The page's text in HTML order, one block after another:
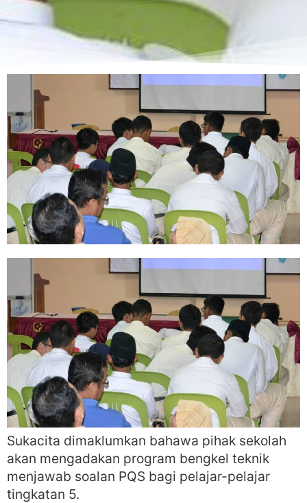
Sukacita dimaklumkan bahawa pihak sekolah
akan mengadakan program bengkel teknik
menjawab soalan PQS bagi pelajar-pelajar
tingkatan 5.